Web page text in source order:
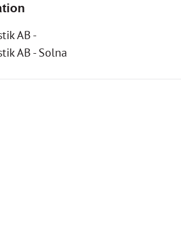
AB -
AB - Solna